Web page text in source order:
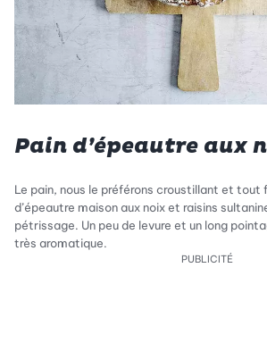
Pain d’épeautre aux
Le pain, nous le préférons croustillant et tout
d’épeautre maison aux noix et raisins
pétrissage. Un peu de levure et un long
très aromatique.
PUBLICITÉ